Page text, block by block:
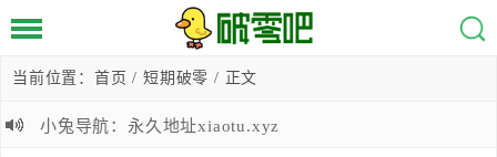
当前位置： 首页 /短期破零 / 正文
小兔导航：永久地址xiaotu.xyz